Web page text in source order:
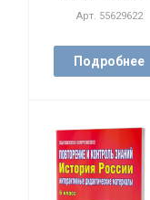
Арт. 55629622
Подробнее